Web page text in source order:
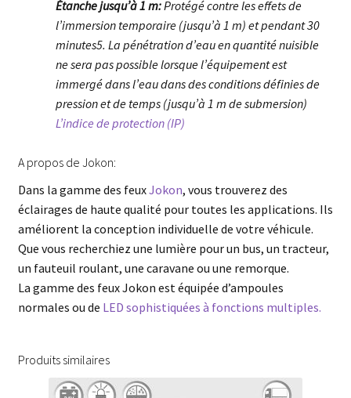
Étanche jusqu’à 1 m:Protégé contre les effets de
l’immersion temporaire (jusqu’à 1 m) et pendant 30
minutes5. La pénétration d’eau en quantité nuisible
ne sera pas possible lorsque l’équipement est
immergé dans l’eau dans des conditions définies de
pression et de temps (jusqu’à 1 m de submersion)
L’indice de protection (IP)
A propos de Jokon:
Dans la gamme des feuxJokon, vous trouverez des
éclairages de haute qualité pour toutes les applications. Ils
améliorent la conception individuelle de votre véhicule.
Que vous recherchiez une lumière pour un bus, un tracteur,
un fauteuil roulant, une caravane ou une remorque.
La gamme des feux Jokon est équipée d’ampoules
normales ou de LED sophistiquées à fonctions multiples.
Produits similaires